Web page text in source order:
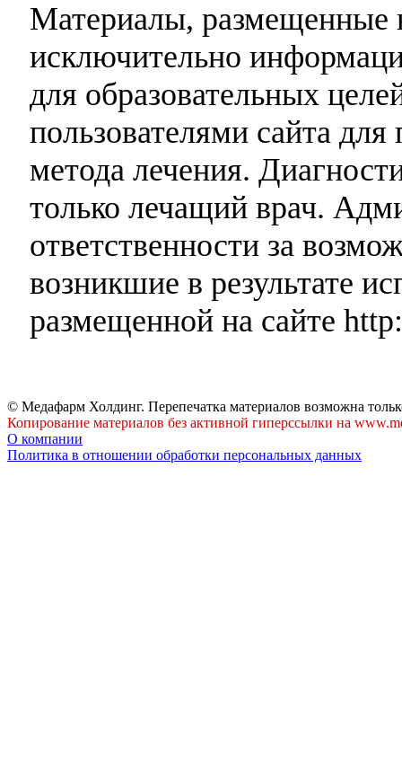
Материалы, размещенные
исключительно
для образовательных
пользователями сайта
метода лечения.
только лечащий врач.
ответственности за
возникшие в результате
размещенной на сайте
© Медафарм Холдинг. Перепечатка материалов возможна
Копирование материалов без активной гиперссылки на
О компании
Политика в отношении обработки персональных данных